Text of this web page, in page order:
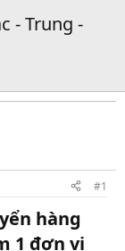
- Trung -
#1
hàng
1 đơn vị